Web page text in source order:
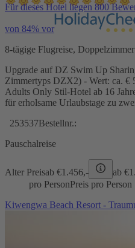
Für dieses Hotel liegen 800
von 84% vor
8-tägige Flugreise,
Upgrade auf DZ Swim Up
Zimmertyps DZX2) - Wert: ca. €
Adults Only Stil-Hotel ab 16
für erholsame Urlaubstage zu
253537Bestellnr.:
Pauschalreise
Alter Preisab €1.456,- ab €
pro PersonPreis pro Person
Kiwengwa Beach Resort -